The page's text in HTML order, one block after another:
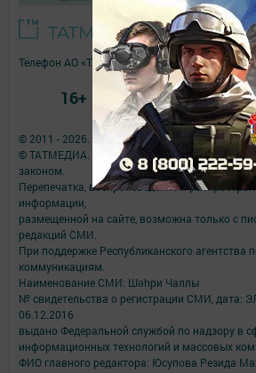
© 2011 - 2026. Шәһри Чаллы. Все права
© ТАТМЕДИА. Все материалы, размещенные
законом.
Перепечатка, воспроизведение и
информации,
размещенной на сайте, возможна только с
редакций СМИ.
При поддержке Республиканского агентства
коммуникациям.
Наименование СМИ: Шəhри Чаллы
№ свидетельства о регистрации СМИ, дата:
06.12.2016
выдано Федеральной службой по надзору в
информационных технологий и массовых
ФИО главного редактора: Юсупова Резида
Телефон АО «ТАТМЕДИА»:(843) 222 09 84
16+